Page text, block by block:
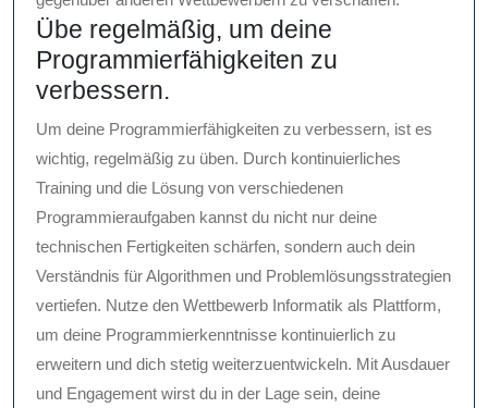
Übe regelmäßig, um deine
Programmierfähigkeiten zu
verbessern.
Um deine Programmierfähigkeiten zu verbessern, ist es
wichtig, regelmäßig zu üben. Durch kontinuierliches
Training und die Lösung von verschiedenen
Programmieraufgaben kannst du nicht nur deine
technischen Fertigkeiten schärfen, sondern auch dein
Verständnis für Algorithmen und Problemlösungsstrategien
vertiefen. Nutze den Wettbewerb Informatik als Plattform,
um deine Programmierkenntnisse kontinuierlich zu
erweitern und dich stetig weiterzuentwickeln. Mit Ausdauer
und Engagement wirst du in der Lage sein, deine